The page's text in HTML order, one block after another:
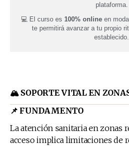
plataforma.
💻 El curso es 100% online en
te permitirá avanzar a tu propio
establecido.
🏔 SOPORTE VITAL EN
📌 FUNDAMENTO
La atención sanitaria en zonas
acceso implica limitaciones de